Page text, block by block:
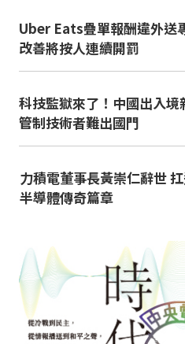
Uber Eats疊單報酬違外送
改善將按人連續開罰
科技監獄來了！中國出入
管制技術者難出國門
力積電董事長黃崇仁辭世
半導體傳奇篇章